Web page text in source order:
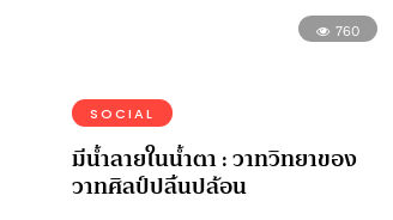
760
SOCIAL
มีน้ำลายในน้ำตา : วาทวิทยาของ
วาทศิลป์ปลิ้นปล้อน